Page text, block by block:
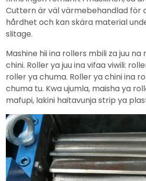
Cuttern är väl värmebehandlad för
hårdhet och kan skära material
slitage.
Mashine hii ina rollers mbili za juu
chini. Roller ya juu ina vifaa viwili:
roller ya chuma. Roller ya chini ina
chuma tu. Kwa ujumla, maisha ya
mafupi, lakini haitavunja strip ya